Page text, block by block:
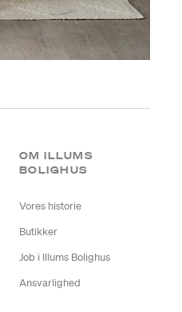
OM ILLUMS
BOLIGHUS
Vores historie
Butikker
Job i Illums Bolighus
Ansvarlighed